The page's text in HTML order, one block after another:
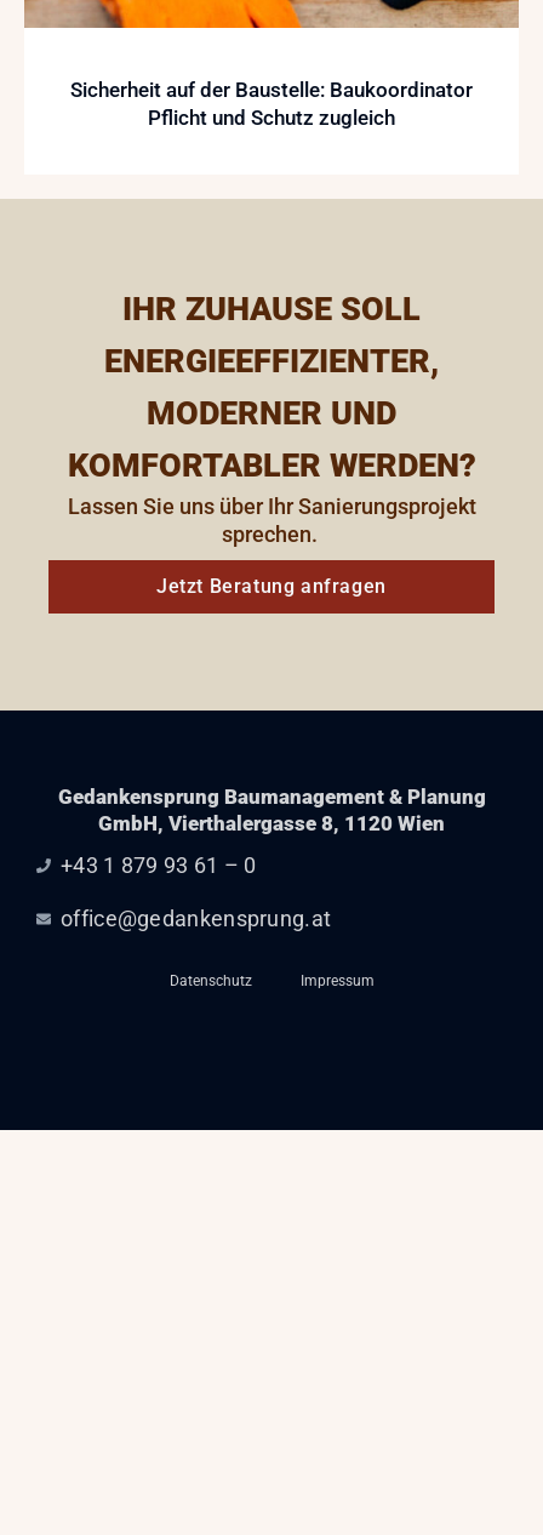
Sicherheit auf der Baustelle: Baukoordinator
Pflicht und Schutz zugleich
IHR ZUHAUSE SOLL
ENERGIEEFFIZIENTER,
MODERNER UND
KOMFORTABLER WERDEN?
Lassen Sie uns über Ihr Sanierungsprojekt
sprechen. ​
Jetzt Beratung anfragen
Gedankensprung Baumanagement & Planung
GmbH, Vierthalergasse 8, 1120 Wien
+43 1 879 93 61 – 0
office@gedankensprung.at
Datenschutz Impressum